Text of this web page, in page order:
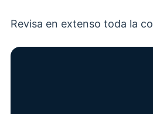
Revisa en extenso toda la